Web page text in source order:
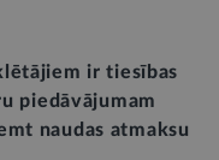
ir tiesības
piedāvājumam
naudas atmaksu